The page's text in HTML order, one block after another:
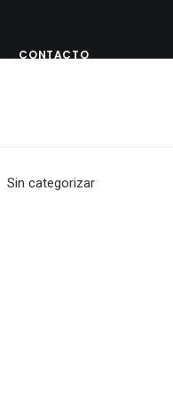
CONTACTO
Sin categorizar